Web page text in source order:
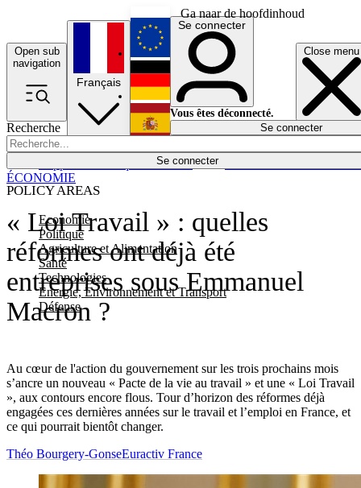
Ga naar de hoofdinhoud
Open sub
navigation
Close menu
Recherche
Se connecter
POLICY AREAS
Economie
Politique
Agriculture et Alimentation
Santé
Technologies
Energie, Environnement et Transport
Défense
Économie
Français
English
Deutsch
Español
Se connecter
Vous êtes déconnecté.
Se connecter
« Loi Travail » : quelles
réformes ont déjà été
entreprises sous Emmanuel
Macron ?
Au cœur de l'action du gouvernement sur les trois prochains mois
s’ancre un nouveau « Pacte de la vie au travail » et une « Loi Travail
», aux contours encore flous. Tour d’horizon des réformes déjà
engagées ces dernières années sur le travail et l’emploi en France, et
ce qui pourrait bientôt changer.
ÉCONOMIE
Théo Bourgery-GonseEuractiv France